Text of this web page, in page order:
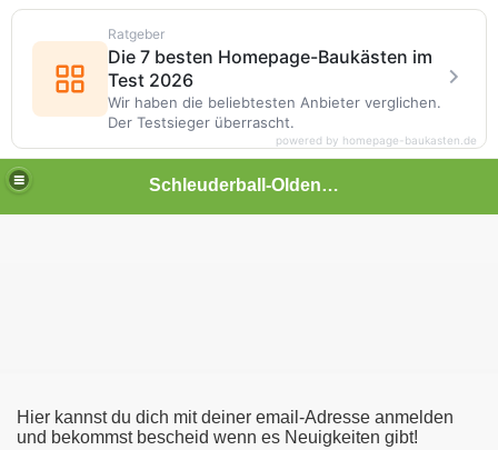
Schleuderball-Oldenbrok
Hier kannst du dich mit deiner email-Adresse anmelden
und bekommst bescheid wenn es Neuigkeiten gibt!
Ratgeber
Die 7 besten Homepage-Baukästen im
Test 2026
Wir haben die beliebtesten Anbieter verglichen.
Der Testsieger überrascht.
powered by homepage-baukasten.de